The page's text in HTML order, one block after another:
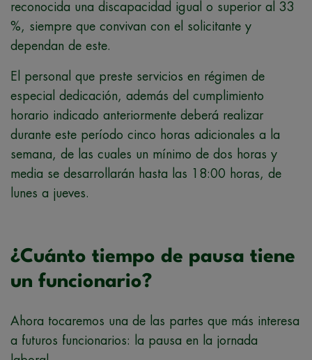
reconocida una discapacidad igual o superior al 33
%, siempre que convivan con el solicitante y
dependan de este.
El personal que preste servicios en régimen de
especial dedicación, además del cumplimiento
horario indicado anteriormente deberá realizar
durante este período cinco horas adicionales a la
semana, de las cuales un mínimo de dos horas y
media se desarrollarán hasta las 18:00 horas, de
lunes a jueves.
¿Cuánto tiempo de pausa tiene
un funcionario?
Ahora tocaremos una de las partes que más interesa
a futuros funcionarios: la pausa en la jornada